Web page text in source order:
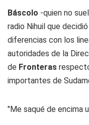
Báscolo -quien no
radio Nihuil que
diferencias con los
autoridades de la
de Fronteras
importantes de
"Me saqué de encima